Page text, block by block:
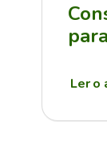
Ler o